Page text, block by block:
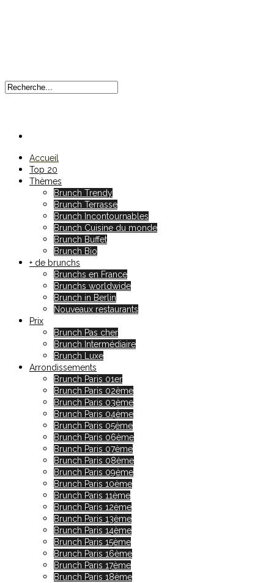
Accueil
Top 20
Thèmes
Brunch Trendy
Brunch Terrasse
Brunch Incontournables
Brunch Cuisine du monde
Brunch Buffet
Brunch Bio
+ de brunchs
Brunchs en France
Brunchs worldwide
Brunch in Berlin
Nouveaux restaurants
Prix
Brunch Pas cher
Brunch Intermédiaire
Brunch Luxe
Arrondissements
Brunch Paris 01er
Brunch Paris 02ème
Brunch Paris 03ème
Brunch Paris 04ème
Brunch Paris 05ème
Brunch Paris 06ème
Brunch Paris 07ème
Brunch Paris 08ème
Brunch Paris 09ème
Brunch Paris 10ème
Brunch Paris 11ème
Brunch Paris 12ème
Brunch Paris 13ème
Brunch Paris 14ème
Brunch Paris 15ème
Brunch Paris 16ème
Brunch Paris 17ème
Brunch Paris 18ème